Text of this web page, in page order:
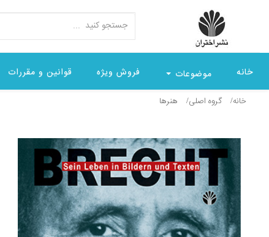
خانه موضوعات فروش ویژه قوانین و مقررات
خانه گروه اصلی هنرها